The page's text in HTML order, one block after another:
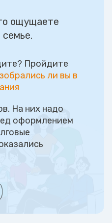
ощущаете
Пройдите
ли вы в
На них надо
оформлением